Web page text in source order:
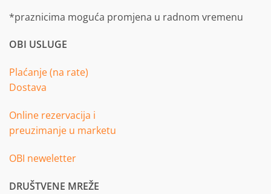
*praznicima moguća promjena u radnom vremenu
OBI USLUGE
Plaćanje (na rate)
Dostava
Online rezervacija i
preuzimanje u marketu
OBI neweletter
DRUŠTVENE MREŽE